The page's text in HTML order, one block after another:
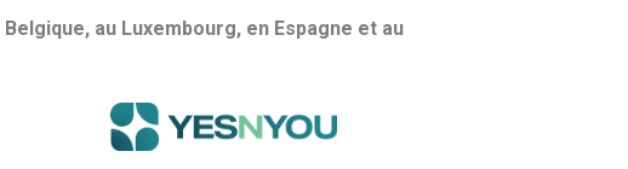
Belgique, au Luxembourg, en Espagne et au